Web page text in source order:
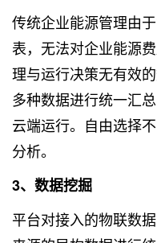
传统企业能源管理由
表，无法对企业能源
理与运行决策无有效
多种数据进行统一汇
云端运行。自由选择
分析。
3、数据挖掘
平台对接入的物联数